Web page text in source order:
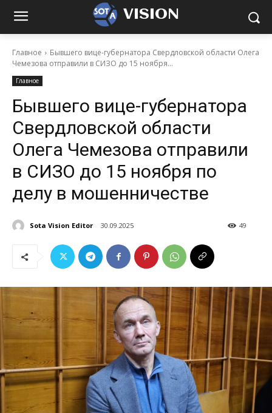
VISION
Главное
Бывшего вице-губернатора Свердловской области Олега
Чемезова отправили в СИЗО до 15 ноября...
Главное
Бывшего вице-губернатора
Свердловской области
Олега Чемезова отправили
в СИЗО до 15 ноября по
делу в мошенничестве
Sota Vision Editor 30.09.2025 49